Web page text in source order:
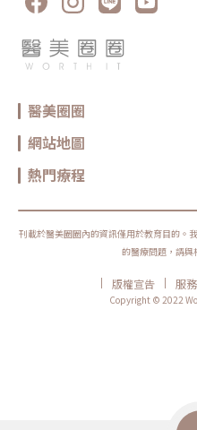
醫美圈圈
網站地圖
熱門療程
刊載於醫美圈圈內的資訊僅用於教育目的。
的醫療問題，請與
| 版權宣告 | 服
Copyright © 2022